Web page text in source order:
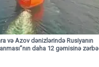
və Azov dənizlərində Rusiyanın
daha 12 gəmisinə zərbə